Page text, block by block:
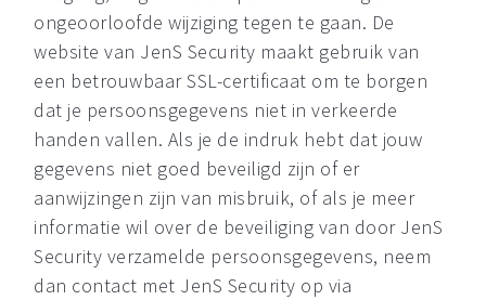
ongeoorloofde wijziging tegen te gaan. De
website van JenS Security maakt gebruik van
een betrouwbaar SSL-certificaat om te borgen
dat je persoonsgegevens niet in verkeerde
handen vallen. Als je de indruk hebt dat jouw
gegevens niet goed beveiligd zijn of er
aanwijzingen zijn van misbruik, of als je meer
informatie wil over de beveiliging van door JenS
Security verzamelde persoonsgegevens, neem
dan contact met JenS Security op via